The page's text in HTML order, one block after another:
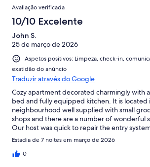
Avaliação verificada
10/10 Excelente
John S.
25 de março de 2026
Aspetos positivos: Limpeza, check-in,
exatidão do anúncio
Traduzir através do Google
Cozy apartment decorated charmingly with
bed and fully equipped kitchen. It is located
neighbourhood well supplied with small
shops and there are a number of wonderful
Our host was quick to repair the entry
uncooperative and we were delighted with
welcome basket of wine, snacks and treats
helpful information and many useful
Estadia de 7 noites em março de 2026
0